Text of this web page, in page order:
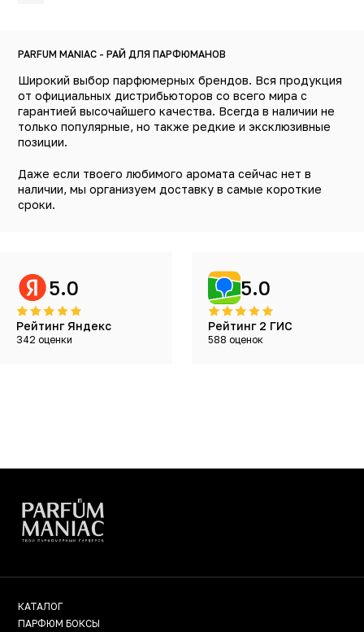
PARFUM MANIAC - РАЙ ДЛЯ ПАРФЮМАНОВ
Широкий выбор парфюмерных брендов. Вся продукция
от официальных дистрибьюторов со всего мира с
гарантией высочайшего качества. Всегда в наличии не
только популярные, но также редкие и эксклюзивные
позиции.
Даже если твоего любимого аромата сейчас нет в
наличии, мы организуем доставку в самые короткие
сроки.
5.0
Рейтинг Яндекс
342 оценки
5.0
Рейтинг 2 ГИС
588 оценок
КАТАЛОГ
ПАРФЮМ БОКСЫ